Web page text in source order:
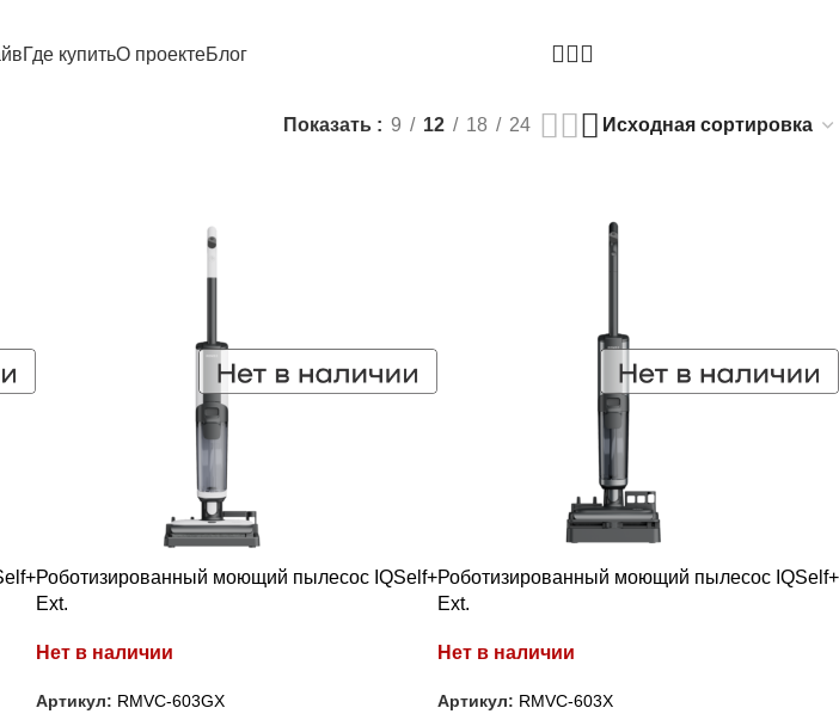
Где купитьО проектеБлог
Показать 9 12 18 24
Роботизированный моющий пылесос IQSelf+
Ext.
Нет в наличии
Артикул: RMVC-603GX
Роботизированный моющий пылесос IQSelf+
Ext.
Нет в наличии
Артикул: RMVC-603X